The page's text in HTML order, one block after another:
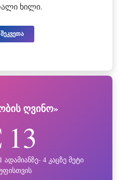
ხილი.
შეკვეთა
ღვინო»
13
4 კაცზე მეტი